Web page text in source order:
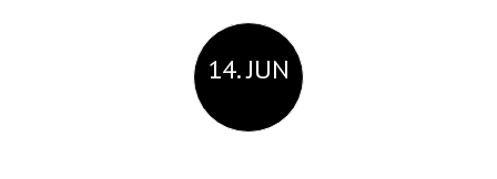
14. JUN